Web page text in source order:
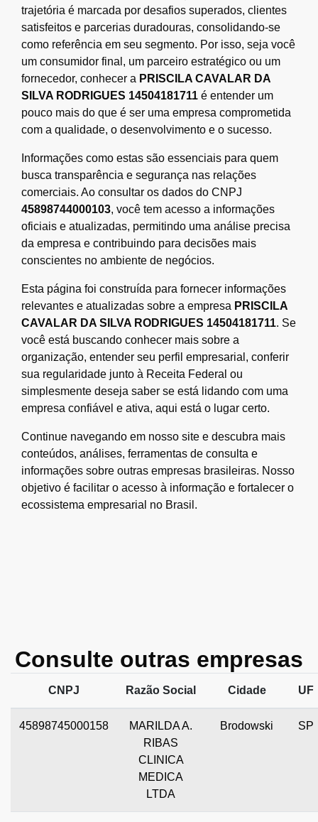
trajetória é marcada por desafios superados, clientes
satisfeitos e parcerias duradouras, consolidando-se
como referência em seu segmento. Por isso, seja você
um consumidor final, um parceiro estratégico ou um
fornecedor, conhecer a PRISCILA CAVALAR DA
SILVA RODRIGUES 14504181711 é entender um
pouco mais do que é ser uma empresa comprometida
com a qualidade, o desenvolvimento e o sucesso.
Informações como estas são essenciais para quem
busca transparência e segurança nas relações
comerciais. Ao consultar os dados do CNPJ
45898744000103, você tem acesso a informações
oficiais e atualizadas, permitindo uma análise precisa
da empresa e contribuindo para decisões mais
conscientes no ambiente de negócios.
Esta página foi construída para fornecer informações
relevantes e atualizadas sobre a empresa PRISCILA
CAVALAR DA SILVA RODRIGUES 14504181711. Se
você está buscando conhecer mais sobre a
organização, entender seu perfil empresarial, conferir
sua regularidade junto à Receita Federal ou
simplesmente deseja saber se está lidando com uma
empresa confiável e ativa, aqui está o lugar certo.
Continue navegando em nosso site e descubra mais
conteúdos, análises, ferramentas de consulta e
informações sobre outras empresas brasileiras. Nosso
objetivo é facilitar o acesso à informação e fortalecer o
ecossistema empresarial no Brasil.
Consulte outras empresas
CNPJ Razão Social Cidade UF
45898745000158
MARILDA A.
RIBAS
CLINICA
MEDICA
LTDA
Brodowski SP